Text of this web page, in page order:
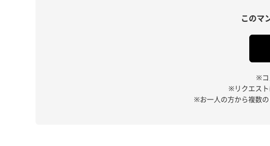
このマ
※コ
※リクエスト
※お一人の方から複数